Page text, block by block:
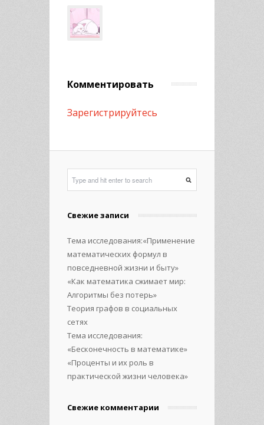
Комментировать
Зарегистрируйтесь
Свежие записи
Тема исследования:«Применение
математических формул в
повседневной жизни и быту»
«Как математика сжимает мир:
Алгоритмы без потерь»
Теория графов в социальных
сетях
Тема исследования:
«Бесконечность в математике»
«Проценты и их роль в
практической жизни человека»
Свежие комментарии